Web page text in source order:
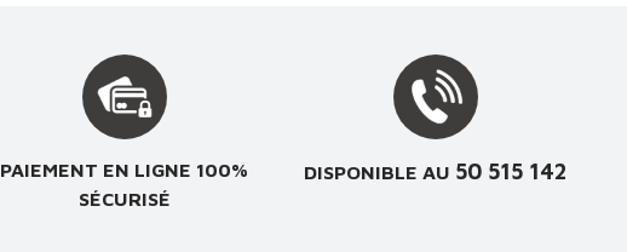
PAIEMENT EN LIGNE 100%
SÉCURISÉ
DISPONIBLE AU 50 515 142